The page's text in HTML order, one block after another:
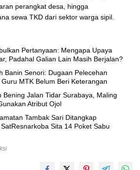
perangkat desa, hingga
sewa TKD dari sektor warga sipil.
Pertanyaan: Mengapa Upaya
Padahal Galian Lain Masih Berjalan?
Banin Senori: Dugaan Pelecehan
MTK Belum Beri Keterangan
Bening Jalan Tidar Surabaya, Maling
Atribut Ojol
Tambak Sari Ditangkap
Sita 14 Poket Sabu